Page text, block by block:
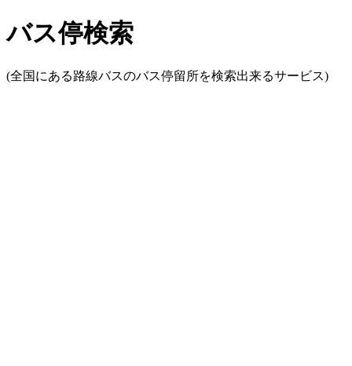
バス停検索
(全国にある路線バスのバス停留所を検索出来るサービス)